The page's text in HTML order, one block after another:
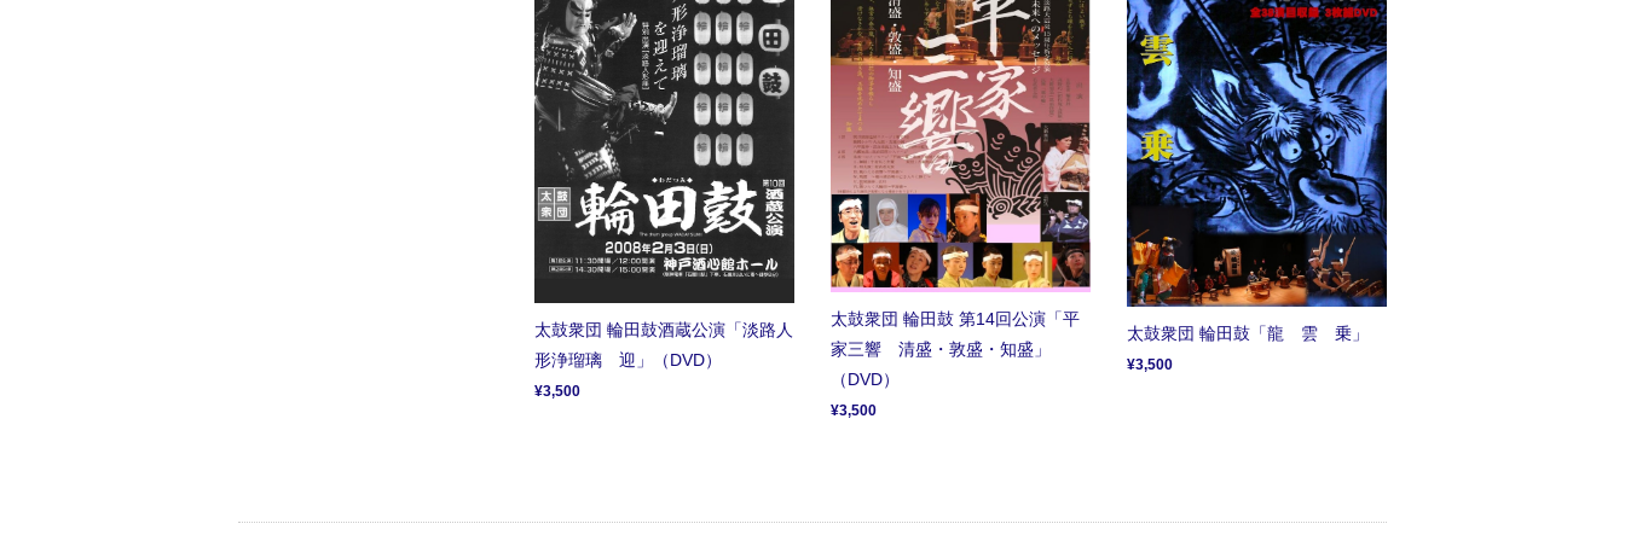
太鼓衆団 輪田鼓酒蔵公演「淡路人
形浄瑠璃 迎」（DVD）
¥3,500
太鼓衆団 輪田鼓 第14回公演「平
家三響 清盛・敦盛・知盛」
（DVD）
¥3,500
太鼓衆団 輪田鼓「龍 雲 乗」
¥3,500